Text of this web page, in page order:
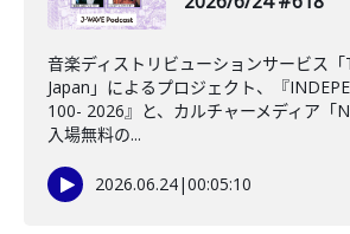
音楽ディストリビューションサービス
Japan」によるプロジェクト、『
100- 2026』と、カルチャーメディア「
入場無料の...
2026.06.24|00:05:10